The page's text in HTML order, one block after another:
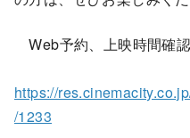
Web予約、上映時間確
https://
/1233